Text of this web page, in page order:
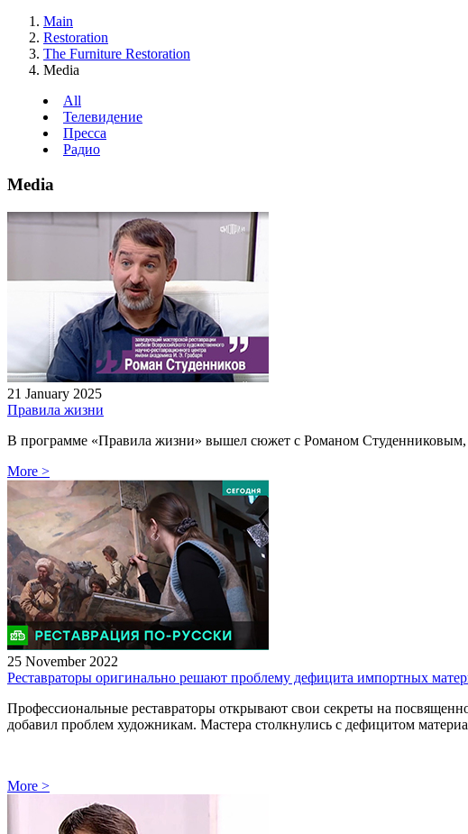
Main
Restoration
The Furniture Restoration
Media
All
Телевидение
Пресса
Радио
Media
21 January 2025
Правила жизни
В программе «Правила жизни» вышел сюжет с Романом Студенниковым,
More >
25 November 2022
Реставраторы оригинально решают проблему дефицита импортных
Профессиональные реставраторы открывают свои секреты на
добавил проблем художникам. Мастера столкнулись с дефицитом
More >